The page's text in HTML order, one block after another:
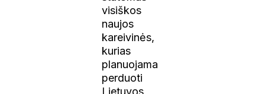
visiškos
naujos
kareivinės,
kurias
planuojama
perduoti
Lietuvos